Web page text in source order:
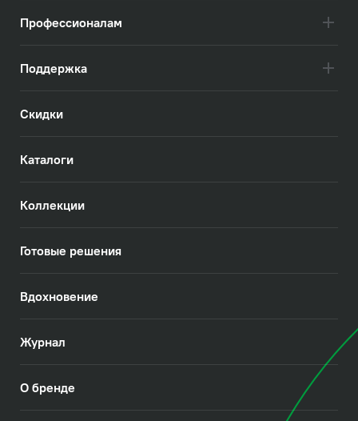
Профессионалам
Поддержка
Скидки
Каталоги
Коллекции
Готовые решения
Вдохновение
Журнал
О бренде